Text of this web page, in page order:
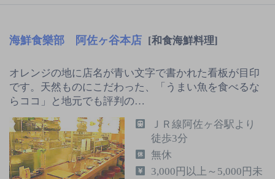
海鮮食樂部 阿佐ヶ谷本店 [和食海鮮料理]
オレンジの地に店名が青い文字で書かれた看板が目印
です。天然ものにこだわった、「うまい魚を食べるな
らココ」と地元でも評判の…
ＪＲ線阿佐ヶ谷駅より
徒歩3分
無休
3,000円以上～5,000円未